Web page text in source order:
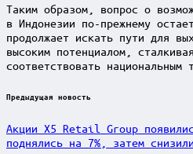
Таким образом, вопрос о
в Индонезии по-прежнему
продолжает искать пути для
высоким потенциалом,
соответствовать национальным
Post
Предыдущая новость
Акции X5 Retail Group
поднялись на 7%, затем